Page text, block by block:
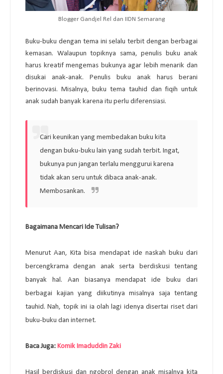
Blogger Gandjel Rel dan IIDN Semarang
Buku-buku dengan tema ini selalu terbit dengan berbagai
kemasan. Walaupun topiknya sama, penulis buku anak
harus kreatif mengemas bukunya agar lebih menarik dan
disukai anak-anak. Penulis buku anak harus berani
berinovasi. Misalnya, buku tema tauhid dan fiqih untuk
anak sudah banyak karena itu perlu diferensiasi.
Cari keunikan yang membedakan buku kita
dengan buku-buku lain yang sudah terbit. Ingat,
bukunya pun jangan terlalu menggurui karena
tidak akan seru untuk dibaca anak-anak.
Membosankan.
Bagaimana Mencari Ide Tulisan?
Menurut Aan, Kita bisa mendapat ide naskah buku dari
bercengkrama dengan anak serta berdiskusi tentang
banyak hal. Aan biasanya mendapat ide buku dari
berbagai kajian yang diikutinya misalnya saja tentang
tauhid. Nah, topik ini ia olah lagi idenya disertai riset dari
buku-buku dan internet.
Baca Juga: Komik Imaduddin Zaki
Hasil berdiskusi dan ngobrol dengan anak misalnya kita